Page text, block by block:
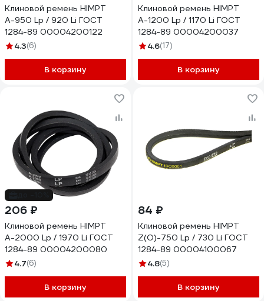
Клиновой ремень HIMPT
А-950 Lp / 920 Li ГОСТ
1284-89 00004200122
4.3(6)
В корзину
Клиновой ремень HIMPT
А-1200 Lp / 1170 Li ГОСТ
1284-89 00004200037
4.6(17)
В корзину
206 ₽
Клиновой ремень HIMPT
А-2000 Lp / 1970 Li ГОСТ
1284-89 00004200080
4.7(6)
В корзину
84 ₽
Клиновой ремень HIMPT
Z(O)-750 Lp / 730 Li ГОСТ
1284-89 00004100067
4.8(5)
В корзину